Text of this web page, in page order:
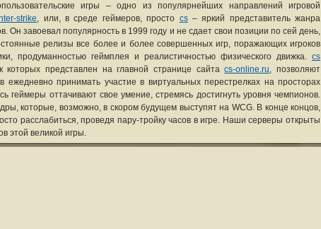
игры – одно из популярнейших направлений игровой
strike, или, в среде геймеров, просто cs– яркий представитель жанра
Он завоевал популярность в 1999 году и не сдает свои позиции по сей день,
релизы все более и более совершенных игр, поражающих игроков
продуманностью геймплея и реалистичностью физического движка. cs
которых представлен на главной странице сайтаcs-online.ru, позволяют
ежедневно принимать участие в виртуальных перестрелках на просторах
геймеры оттачивают свое умение, стремясь достигнуть уровня чемпионов.
которые, возможно, в скором будущем выступят на WCG. В конце концов,
расслабиться, проведя пару-тройку часов в игре. Наши серверы открыты
этой великой игры.